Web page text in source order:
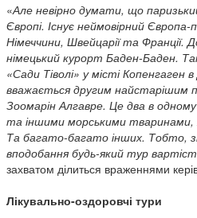
«Але невірно думати, що
Європі. Існує неймовірний
Німеччини, Швейцарії та Франції.
німецький курорт Баден-Баден.
«Сади Тіволі» у місті Копенгаген
вважається другим найстарішим
Зоомарін Алгавре. Це два в
та іншими морськими тваринами,
Та багато-багато інших. Тобто,
вподобання будь-який тур
захватом ділиться враженнями
Лікувально-оздоровчі тури